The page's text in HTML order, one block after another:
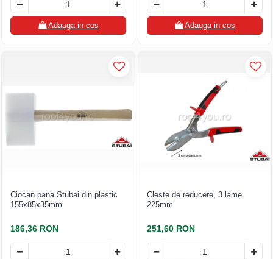
FALZSID
STUBAI
Adauga in cos Adauga in cos
Ciocan pana Stubai din plastic
155x85x35mm
186,36 RON
Cleste de reducere, 3 lame
225mm
251,60 RON